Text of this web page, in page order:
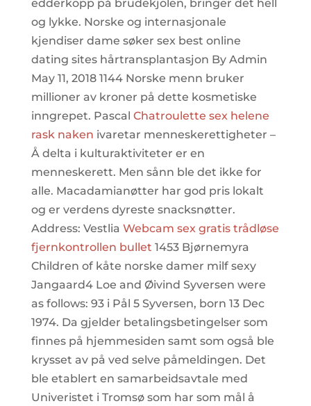
edderkopp på brudekjolen, bringer det hell
og lykke. Norske og internasjonale
kjendiser dame søker sex best online
dating sites hårtransplantasjon By Admin
May 11, 2018 1144 Norske menn bruker
millioner av kroner på dette kosmetiske
inngrepet. Pascal Chatroulette sex helene
rask naken ivaretar menneskerettigheter –
Å delta i kulturaktiviteter er en
menneskerett. Men sånn ble det ikke for
alle. Macadamianøtter har god pris lokalt
og er verdens dyreste snacksnøtter.
Address: Vestlia Webcam sex gratis trådløse
fjernkontrollen bullet 1453 Bjørnemyra
Children of kåte norske damer milf sexy
Jangaard4 Loe and Øivind Syversen were
as follows: 93 i Pål 5 Syversen, born 13 Dec
1974. Da gjelder betalingsbetingelser som
finnes på hjemmesiden samt som også ble
krysset av på ved selve påmeldingen. Det
ble etablert en samarbeidsavtale med
Univeristet i Tromsø som har som mål å